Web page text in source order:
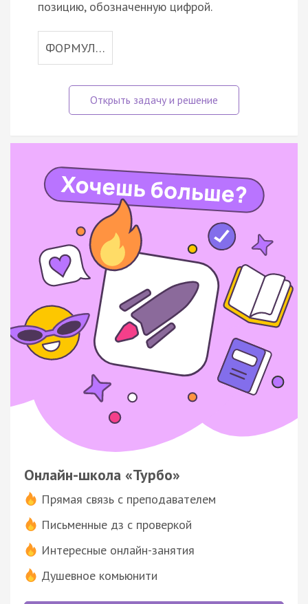
позицию, обозначенную цифрой.
ФОРМУЛ…
Онлайн-школа «Турбо»
Прямая связь с преподавателем
Письменные дз с проверкой
Интересные онлайн-занятия
Душевное комьюнити